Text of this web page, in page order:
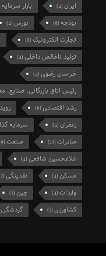
ایران(4) بازار سرمایه
بودجه(6) بورس(4)
تجارت الکترونیک(8)
تولید ناخالص داخلی(4)
خراسان رضوی(4)
رئیس اتاق بازرگانی، صنایع،
رشد اقتصادی(6)
زعفران(4) سرمایه
صادرات(13) صنعت(6)
غلامحسین شافعی(4)
مسکن(4) نقدینگی(7)
واردات(4) چین(3)
کشاورزی(5)